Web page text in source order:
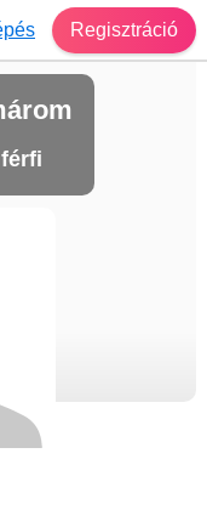
Regisztráció